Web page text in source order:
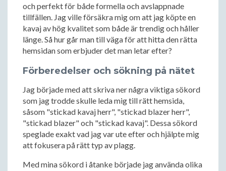
och perfekt för både formella och avslappnade
tillfällen. Jag ville försäkra mig om att jag köpte en
kavaj av hög kvalitet som både är trendig och håller
länge. Så hur går man till väga för att hitta den rätta
hemsidan som erbjuder det man letar efter?
Förberedelser och sökning på nätet
Jag började med att skriva ner några viktiga sökord
som jag trodde skulle leda mig till rätt hemsida,
såsom "stickad kavaj herr", "stickad blazer herr",
"stickad blazer" och "stickad kavaj". Dessa sökord
speglade exakt vad jag var ute efter och hjälpte mig
att fokusera på rätt typ av plagg.
Med mina sökord i åtanke började jag använda olika